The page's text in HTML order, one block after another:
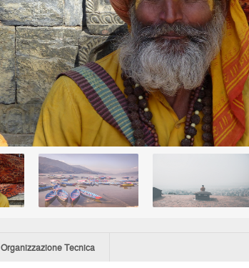
Organizzazione Tecnica